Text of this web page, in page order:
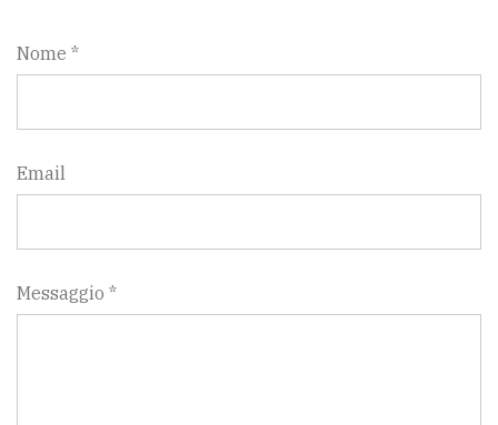
Nome *
Email
Messaggio *